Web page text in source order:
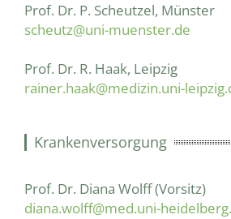
Prof. Dr. P. Scheutzel, Münster
scheutz@uni-muenster.de
Prof. Dr. R. Haak, Leipzig
rainer.haak@medizin.uni-
Krankenversorgung
Prof. Dr. Diana Wolff (Vorsitz)
diana.wolff@med.uni-